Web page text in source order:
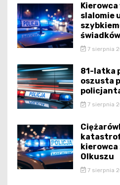
slalomie
7 sierpnia
81-latka
oszusta
7 sierpnia
Olkuszu
7 sierpnia